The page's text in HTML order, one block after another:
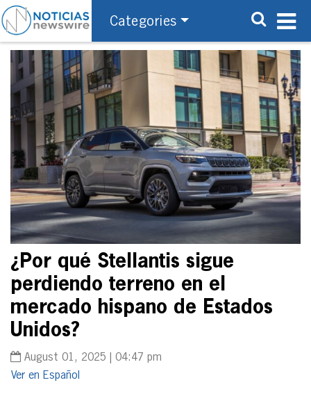
Categories
¿Por qué Stellantis sigue
perdiendo terreno en el
mercado hispano de Estados
Unidos?
August 01, 2025 | 04:47 pm
Español